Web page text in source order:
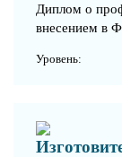
Диплом о
внесением в
Уровень: